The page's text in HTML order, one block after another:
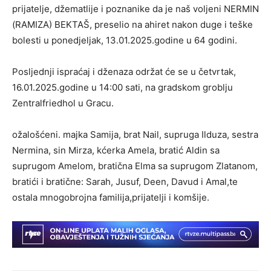
prijatelje, džematlije i poznanike da je naš voljeni NERMIN
(RAMIZA) BEKTAŠ, preselio na ahiret nakon duge i teške
bolesti u ponedjeljak, 13.01.2025.godine u 64 godini.
Posljednji ispraćaj i dženaza održat će se u četvrtak,
16.01.2025.godine u 14:00 sati, na gradskom groblju
Zentralfriedhol u Gracu.
ožalošćeni. majka Samija, brat Nail, supruga Ilduza, sestra
Nermina, sin Mirza, kćerka Amela, bratić Aldin sa
suprugom Amelom, bratična Elma sa suprugom Zlatanom,
bratići i bratične: Sarah, Jusuf, Deen, Davud i Amal,te
ostala mnogobrojna familija,prijatelji i komšije.